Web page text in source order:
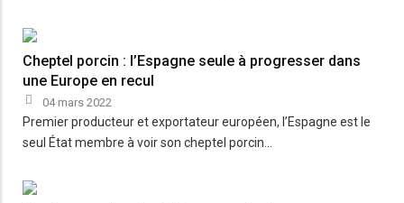
Cheptel porcin : l’Espagne seule à progresser dans
une Europe en recul
04 mars 2022
Premier producteur et exportateur européen, l’Espagne est le
seul État membre à voir son cheptel porcin…